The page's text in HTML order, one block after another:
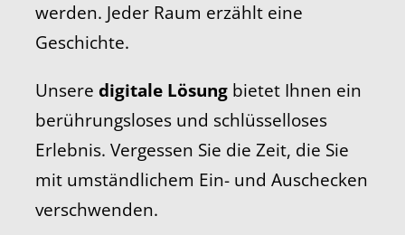
werden. Jeder Raum erzählt eine
Geschichte.
Unsere digitale Lösungbietet Ihnen ein
berührungsloses und schlüsselloses
Erlebnis. Vergessen Sie die Zeit, die Sie
mit umständlichem Ein- und Auschecken
verschwenden.